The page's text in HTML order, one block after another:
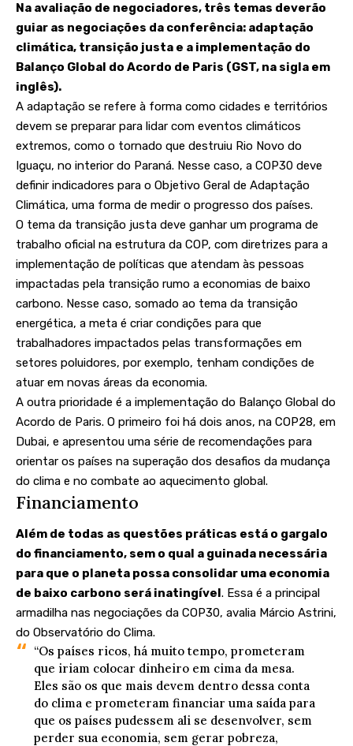
Na avaliação de negociadores, três temas deverão
guiar as negociações da conferência: adaptação
climática, transição justa e a implementação do
Balanço Global do Acordo de Paris (GST, na sigla em
inglês).
A adaptação se refere à forma como cidades e territórios
devem se preparar para lidar com eventos climáticos
extremos, como o tornado que destruiu Rio Novo do
Iguaçu, no interior do Paraná. Nesse caso, a COP30 deve
definir indicadores para o Objetivo Geral de Adaptação
Climática, uma forma de medir o progresso dos países.
O tema da transição justa deve ganhar um programa de
trabalho oficial na estrutura da COP, com diretrizes para a
implementação de políticas que atendam às pessoas
impactadas pela transição rumo a economias de baixo
carbono. Nesse caso, somado ao tema da transição
energética, a meta é criar condições para que
trabalhadores impactados pelas transformações em
setores poluidores, por exemplo, tenham condições de
atuar em novas áreas da economia.
A outra prioridade é a implementação do Balanço Global do
Acordo de Paris. O primeiro foi há dois anos, na COP28, em
Dubai, e apresentou uma série de recomendações para
orientar os países na superação dos desafios da mudança
do clima e no combate ao aquecimento global.
Financiamento
Além de todas as questões práticas está o gargalo
do financiamento, sem o qual a guinada necessária
para que o planeta possa consolidar uma economia
de baixo carbono será inatingível. Essa é a principal
armadilha nas negociações da COP30, avalia Márcio Astrini,
do Observatório do Clima.
“Os países ricos, há muito tempo, prometeram
que iriam colocar dinheiro em cima da mesa.
Eles são os que mais devem dentro dessa conta
do clima e prometeram financiar uma saída para
que os países pudessem ali se desenvolver, sem
perder sua economia, sem gerar pobreza,